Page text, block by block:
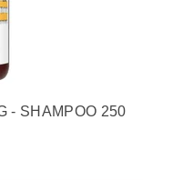
- SHAMPOO 250